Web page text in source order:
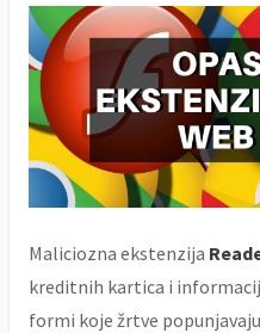
Maliciozna ekstenzija
kreditnih kartica i
formi koje žrtve